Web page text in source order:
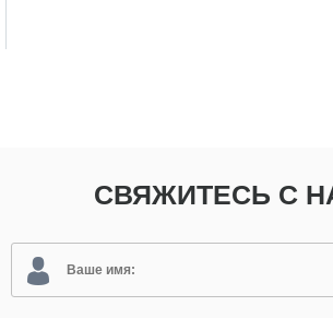
СВЯЖИТЕСЬ С